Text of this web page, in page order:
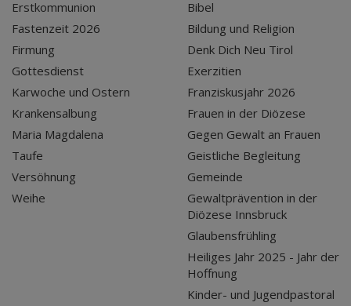
Erstkommunion
Fastenzeit 2026
Firmung
Gottesdienst
Karwoche und Ostern
Krankensalbung
Maria Magdalena
Taufe
Versöhnung
Weihe
Bibel
Bildung und Religion
Denk Dich Neu Tirol
Exerzitien
Franziskusjahr 2026
Frauen in der Diözese
Gegen Gewalt an Frauen
Geistliche Begleitung
Gemeinde
Gewaltprävention in der
Diözese Innsbruck
Glaubensfrühling
Heiliges Jahr 2025 - Jahr der
Hoffnung
Kinder- und Jugendpastoral